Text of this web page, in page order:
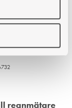
| Glass and
for stove
strip for tiled